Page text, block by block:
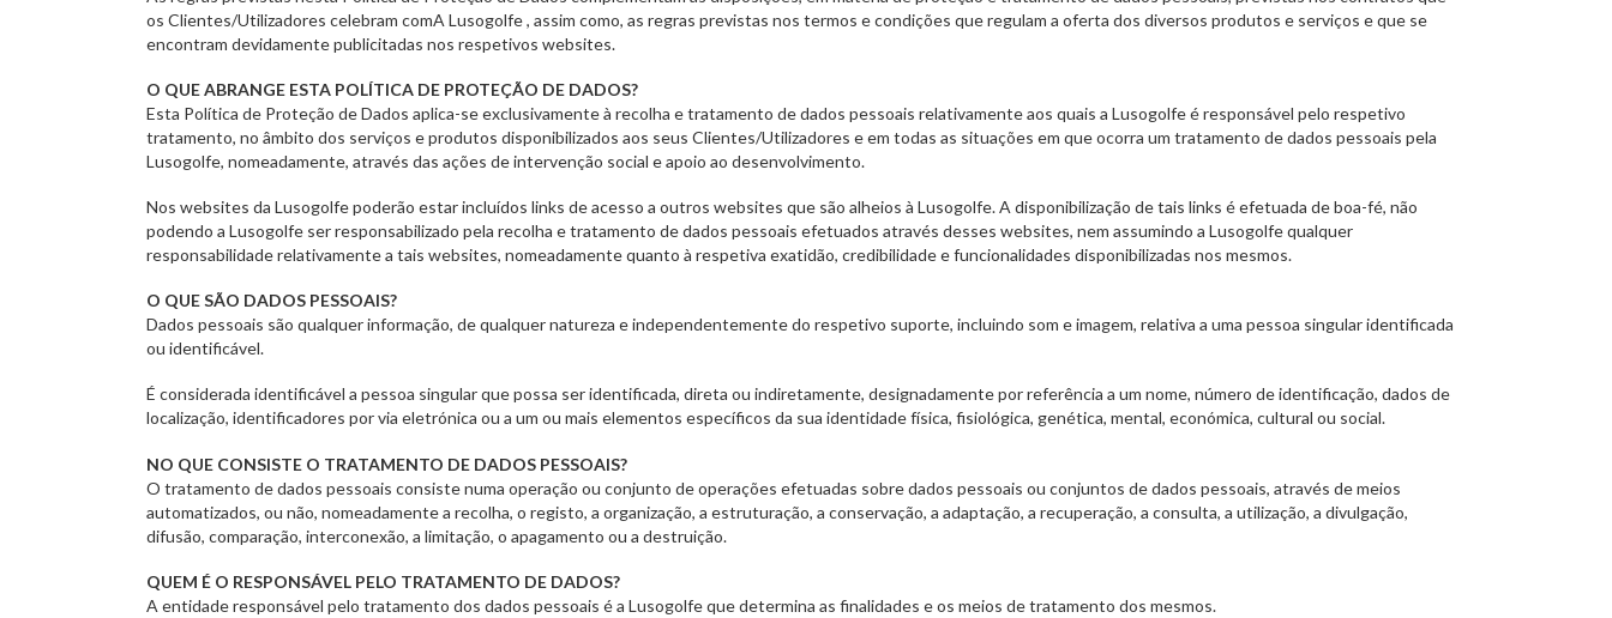
os Clientes/Utilizadores celebram comA Lusogolfe , assim como, as regras previstas nos termos e condições que regulam a oferta dos diversos produtos e serviços e que se
encontram devidamente publicitadas nos respetivos websites.
O QUE ABRANGE ESTA POLÍTICA DE PROTEÇÃO DE DADOS?
Esta Política de Proteção de Dados aplica-se exclusivamente à recolha e tratamento de dados pessoais relativamente aos quais a Lusogolfe é responsável pelo respetivo
tratamento, no âmbito dos serviços e produtos disponibilizados aos seus Clientes/Utilizadores e em todas as situações em que ocorra um tratamento de dados pessoais pela
Lusogolfe, nomeadamente, através das ações de intervenção social e apoio ao desenvolvimento.
Nos websites da Lusogolfe poderão estar incluídos links de acesso a outros websites que são alheios à Lusogolfe. A disponibilização de tais links é efetuada de boa-fé, não
podendo a Lusogolfe ser responsabilizado pela recolha e tratamento de dados pessoais efetuados através desses websites, nem assumindo a Lusogolfe qualquer
responsabilidade relativamente a tais websites, nomeadamente quanto à respetiva exatidão, credibilidade e funcionalidades disponibilizadas nos mesmos.
O QUE SÃO DADOS PESSOAIS?
Dados pessoais são qualquer informação, de qualquer natureza e independentemente do respetivo suporte, incluindo som e imagem, relativa a uma pessoa singular identificada
ou identificável.
É considerada identificável a pessoa singular que possa ser identificada, direta ou indiretamente, designadamente por referência a um nome, número de identificação, dados de
localização, identificadores por via eletrónica ou a um ou mais elementos específicos da sua identidade física, fisiológica, genética, mental, económica, cultural ou social.
NO QUE CONSISTE O TRATAMENTO DE DADOS PESSOAIS?
O tratamento de dados pessoais consiste numa operação ou conjunto de operações efetuadas sobre dados pessoais ou conjuntos de dados pessoais, através de meios
automatizados, ou não, nomeadamente a recolha, o registo, a organização, a estruturação, a conservação, a adaptação, a recuperação, a consulta, a utilização, a divulgação,
difusão, comparação, interconexão, a limitação, o apagamento ou a destruição.
QUEM É O RESPONSÁVEL PELO TRATAMENTO DE DADOS?
A entidade responsável pelo tratamento dos dados pessoais é a Lusogolfe que determina as finalidades e os meios de tratamento dos mesmos.